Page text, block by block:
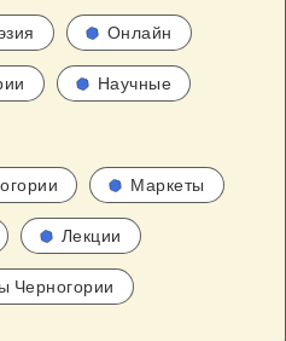
Онлайн
Научные
Маркеты
Лекции
Черногории